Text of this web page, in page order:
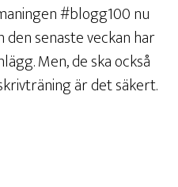
#blogg100 nu
senaste veckan har
Men, de ska också
är det säkert.